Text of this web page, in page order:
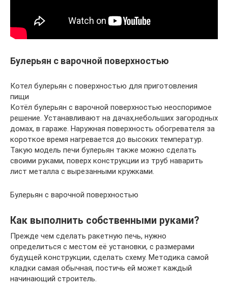
Булерьян с варочной поверхностью
Котел булерьян с поверхностью для приготовления
пищи
Котёл булерьян с варочной поверхностью неоспоримое
решение. Устанавливают на дачах,небольших загородных
домах, в гараже. Наружная поверхность обогревателя за
короткое время нагревается до высоких температур.
Такую модель печи булерьян также можно сделать
своими руками, поверх конструкции из труб наварить
лист металла с вырезанными кружками.
Булерьян с варочной поверхностью
Как выполнить собственными руками?
Прежде чем сделать ракетную печь, нужно
определиться с местом её установки, с размерами
будущей конструкции, сделать схему. Методика самой
кладки самая обычная, постичь ей может каждый
начинающий строитель.